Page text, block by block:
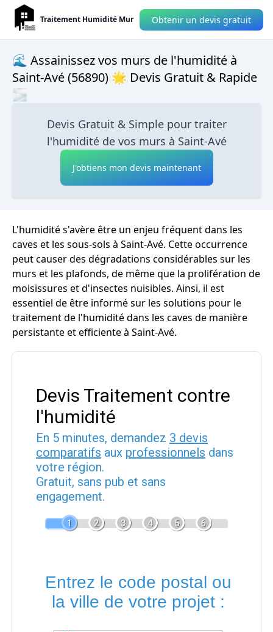
Traitement Humidité Mur Obtenir un devis gratuit
🌊 Assainissez vos murs de l'humidité à
Saint-Avé (56890) 🌟 Devis Gratuit & Rapide
🌫
Devis Gratuit & Simple pour traiter
l'humidité de vos murs à Saint-Avé
J'obtiens mon devis maintenant
L'humidité s'avère être un enjeu fréquent dans les
caves et les sous-sols à Saint-Avé. Cette occurrence
peut causer des dégradations considérables sur les
murs et les plafonds, de même que la prolifération de
moisissures et d'insectes nuisibles. Ainsi, il est
essentiel de être informé sur les solutions pour le
traitement de l'humidité dans les caves de manière
persistante et efficiente à Saint-Avé.
Devis Traitement contre
l'humidité
En 5 minutes, demandez 3 devis
comparatifs aux professionnels dans
votre région.
Gratuit, sans pub et sans
engagement.
1 2 3 4 5 6
Entrez le code postal ou
la ville de votre projet :